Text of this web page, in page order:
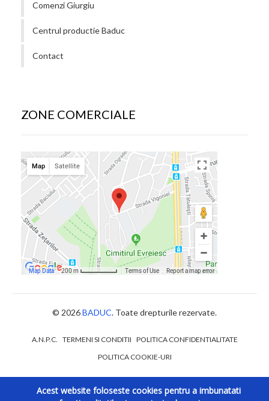
Comenzi Giurgiu
Centrul productie Baduc
Contact
ZONE COMERCIALE
© 2026BADUC. Toate drepturile rezervate.
A.N.P.C. TERMENI SI CONDITII POLITICA CONFIDENTIALITATE
POLITICA COOKIE-URI
Acest website foloseste cookies pentru a imbunatati